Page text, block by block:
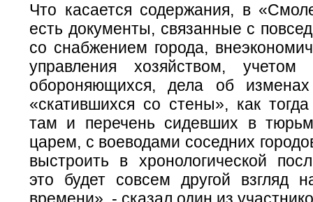
Что касается содержания, в
есть документы, связанные с
со снабжением города,
управления хозяйством,
обороняющихся, дела об изменах
«скатившихся со стены», как
там и перечень сидевших в
царем, с воеводами соседних
выстроить в хронологической
это будет совсем другой взгляд